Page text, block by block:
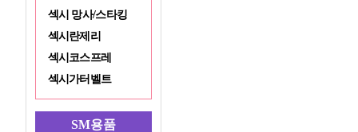
섹시 망사/스타킹
섹시란제리
섹시코스프레
섹시가터벨트
SM용품